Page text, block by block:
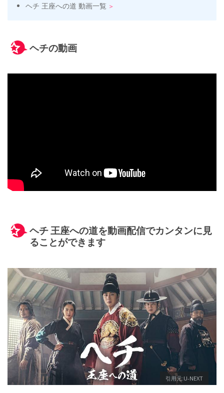
ヘチ 王座への道 動画一覧
ヘチの動画
ヘチ 王座への道を動画配信でカンタンに見
ることができます
引用元:U-NEXT